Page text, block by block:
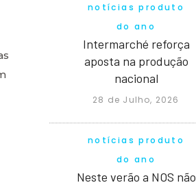
notícias produto
do ano
Intermarché reforça
aposta na produção
nacional
28 de Julho, 2026
notícias produto
do ano
Neste verão a NOS não